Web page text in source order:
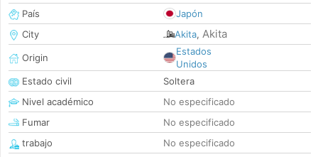
País
Japón
City
Akita, Akita
Origin
Estados
Unidos
Estado civil
Soltera
Nivel académico
No especificado
Fumar
No especificado
trabajo
No especificado